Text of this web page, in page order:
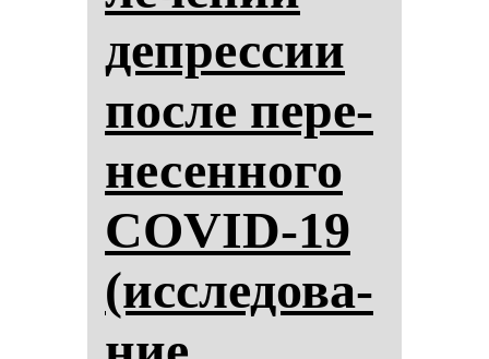
деп­рес­сии
пос­ле пе­ре­
не­сен­но­го
COVID-19
(ис­сле­до­ва­